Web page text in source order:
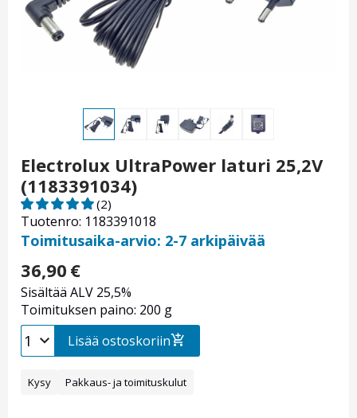
Electrolux UltraPower laturi 25,2V
(1183391034)
Tuotenro: 1183391018
(2)
Toimitusaika-arvio: 2-7 arkipäivää
36,90 €
Sisältää ALV 25,5%
Toimituksen paino: 200 g
Lisää ostoskoriin
Kysy Pakkaus- ja toimituskulut